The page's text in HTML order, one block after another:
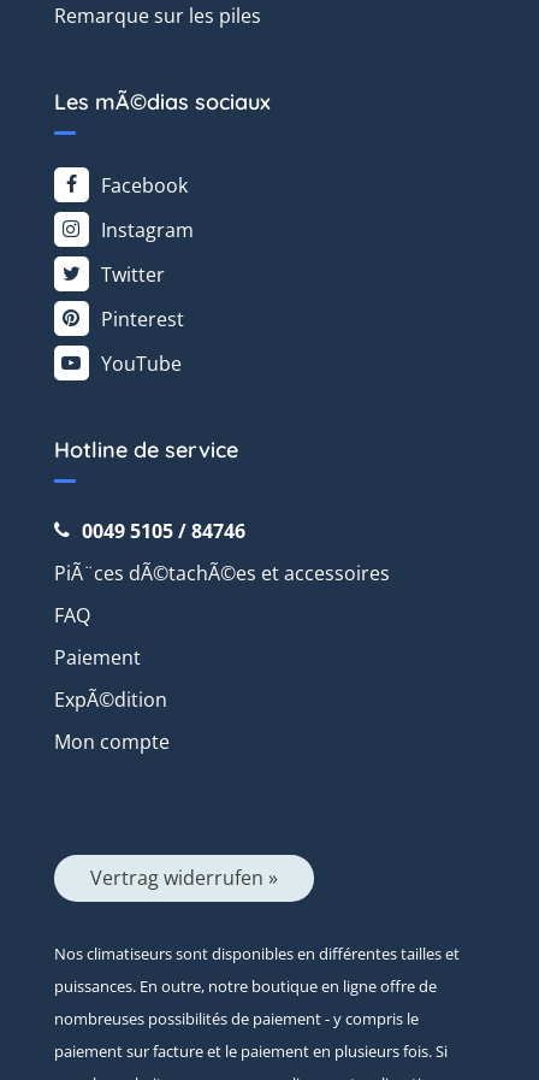
Remarque sur les piles
Les mÃ©dias sociaux
Facebook
Instagram
Twitter
Pinterest
YouTube
Hotline de service
0049 5105 / 84746
PiÃ¨ces dÃ©tachÃ©es et accessoires
FAQ
Paiement
ExpÃ©dition
Mon compte
Vertrag widerrufen »
Nos climatiseurs sont disponibles en différentes tailles et
puissances. En outre, notre boutique en ligne offre de
nombreuses possibilités de paiement - y compris le
paiement sur facture et le paiement en plusieurs fois. Si